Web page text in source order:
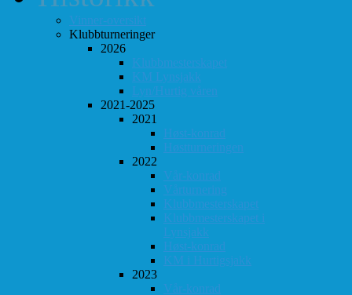
Vinner-oversikt
Klubbturneringer
2026
Klubbmesterskapet
KM Lynsjakk
Lyn/Hurtig våren
2021-2025
2021
Høst-konrad
Høstturneringen
2022
Vår-konrad
Vårturnering
Klubbmesterskapet
Klubbmesterskapet i
Lynsjakk
Høst-konrad
KM i Hurtigsjakk
2023
Vår-konrad